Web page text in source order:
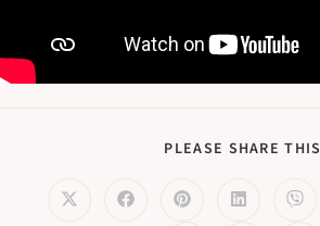
PLEASE SHARE THIS